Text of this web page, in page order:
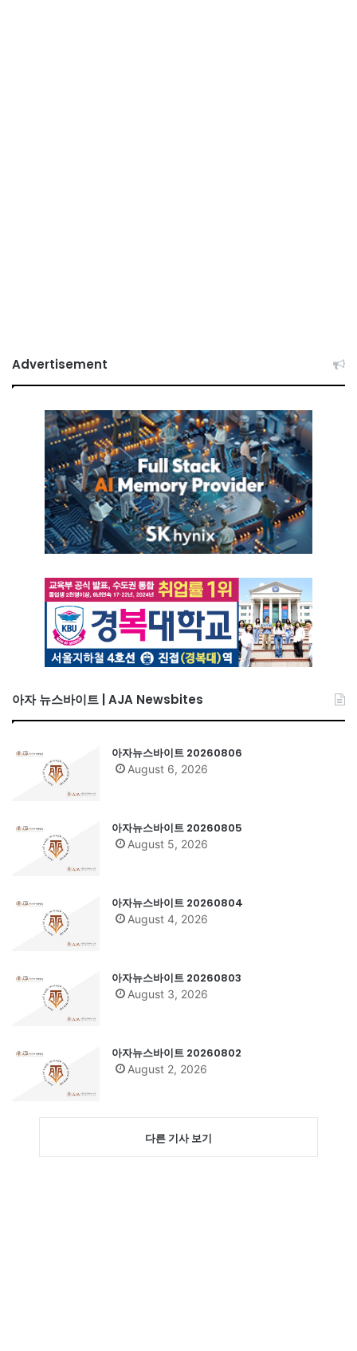
Advertisement
아자 뉴스바이트 | AJA Newsbites
아자뉴스바이트 20260806
August 6, 2026
아자뉴스바이트 20260805
August 5, 2026
아자뉴스바이트 20260804
August 4, 2026
아자뉴스바이트 20260803
August 3, 2026
아자뉴스바이트 20260802
August 2, 2026
다른 기사 보기